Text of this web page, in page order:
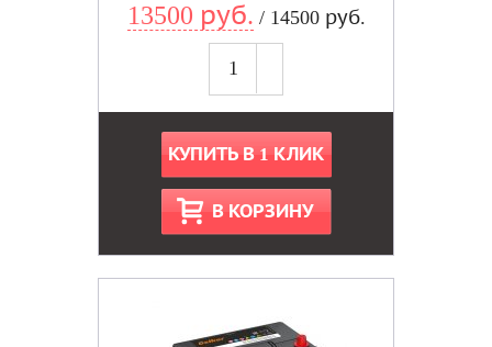
13500 руб. / 14500 руб.
КУПИТЬ В 1 КЛИК
В КОРЗИНУ